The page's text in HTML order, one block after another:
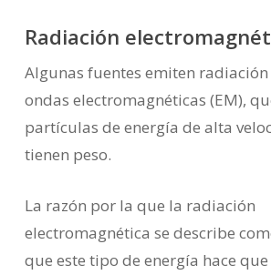
Radiación
Algunas fuentes emiten
ondas electromagnéticas (EM),
partículas de energía de alta
tienen peso.
La razón por la que la radiación
electromagnética se describe
que este tipo de energía hace